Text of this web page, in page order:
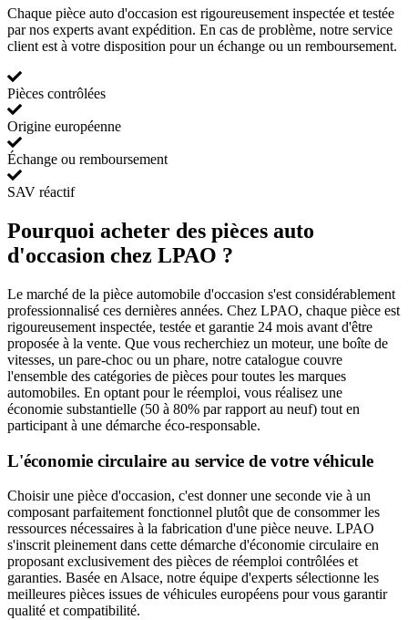
Chaque pièce auto d'occasion est rigoureusement inspectée et testée
par nos experts avant expédition. En cas de problème, notre service
client est à votre disposition pour un échange ou un remboursement.
Pièces contrôlées
Origine européenne
Échange ou remboursement
SAV réactif
Pourquoi acheter des pièces auto
d'occasion chez LPAO ?
Le marché de la pièce automobile d'occasion s'est considérablement
professionnalisé ces dernières années. Chez LPAO, chaque pièce est
rigoureusement inspectée, testée et garantie 24 mois avant d'être
proposée à la vente. Que vous recherchiez un moteur, une boîte de
vitesses, un pare-choc ou un phare, notre catalogue couvre
l'ensemble des catégories de pièces pour toutes les marques
automobiles. En optant pour le réemploi, vous réalisez une
économie substantielle (50 à 80% par rapport au neuf) tout en
participant à une démarche éco-responsable.
L'économie circulaire au service de votre véhicule
Choisir une pièce d'occasion, c'est donner une seconde vie à un
composant parfaitement fonctionnel plutôt que de consommer les
ressources nécessaires à la fabrication d'une pièce neuve. LPAO
s'inscrit pleinement dans cette démarche d'économie circulaire en
proposant exclusivement des pièces de réemploi contrôlées et
garanties. Basée en Alsace, notre équipe d'experts sélectionne les
meilleures pièces issues de véhicules européens pour vous garantir
qualité et compatibilité.